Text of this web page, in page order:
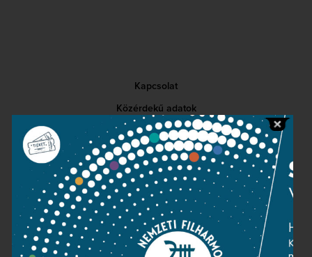
Kapcsolat
Közérdekű adatok
Sajtószoba
Adatvédelem
Impresszum